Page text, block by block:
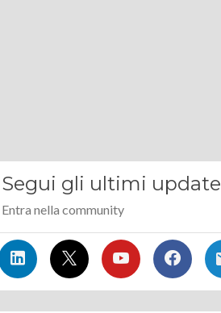
Segui gli ultimi update
Entra nella community